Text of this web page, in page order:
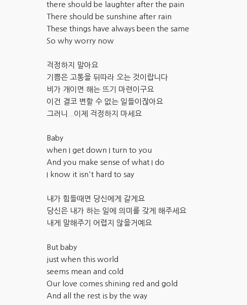
there should be laughter after the pain
There should be sunshine after rain
These things have always been the same
So why worry now
걱정하지 말아요
기쁨은 고통을 뒤따라 오는 것이랍니다
비가 개이면 해는 뜨기 마련이구요
이건 결코 변할 수 없는 일들이잖아요
그러니...이제 걱정하지 마세요
Baby
when I get down I turn to you
And you make sense of what I do
I know it isn't hard to say
내가 힘들때면 당신에게 갈게요
당신은 내가 하는 일에 의미를 갖게 해주세요
내게 말해주기 어렵지 않을거예요
But baby
just when this world
seems mean and cold
Our love comes shining red and gold
And all the rest is by the way